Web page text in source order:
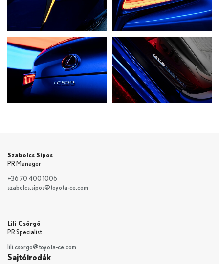
Szabolcs Sipos
PR Manager
+36 70 400 1006
szabolcs.sipos@toyota-ce.com
Lili Csörgő
PR Specialist
lili.csorgo@toyota-ce.com
Sajtóirodák